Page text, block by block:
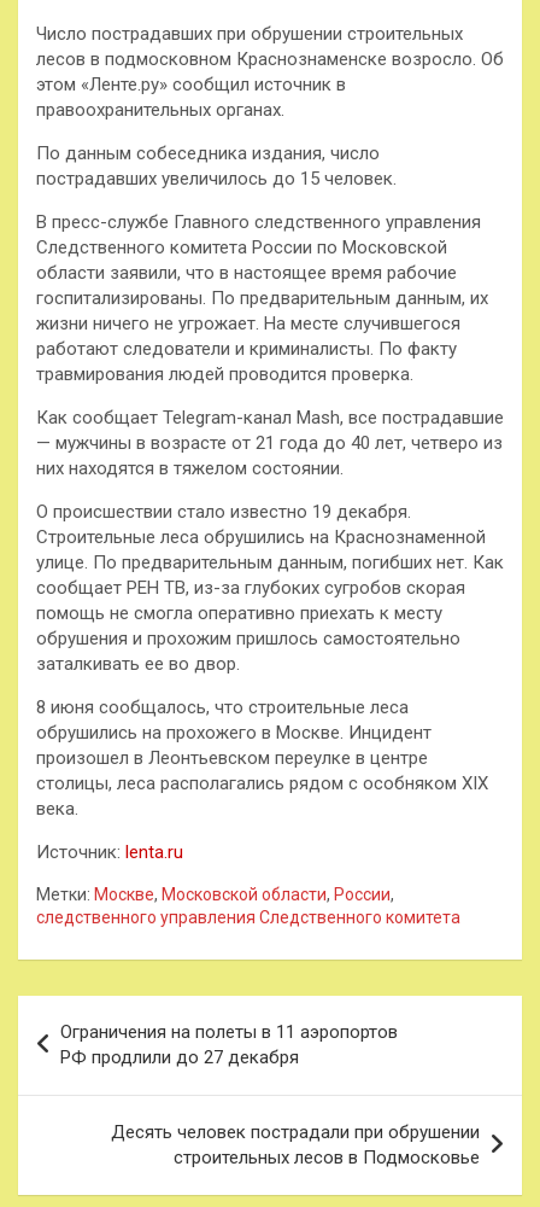
Число пострадавших при обрушении строительных
лесов в подмосковном Краснознаменске возросло. Об
этом «Ленте.ру» сообщил источник в
правоохранительных органах.
По данным собеседника издания, число
пострадавших увеличилось до 15 человек.
В пресс-службе Главного следственного управления
Следственного комитета России по Московской
области заявили, что в настоящее время рабочие
госпитализированы. По предварительным данным, их
жизни ничего не угрожает. На месте случившегося
работают следователи и криминалисты. По факту
травмирования людей проводится проверка.
Как сообщает Telegram-канал Mash, все пострадавшие
— мужчины в возрасте от 21 года до 40 лет, четверо из
них находятся в тяжелом состоянии.
О происшествии стало известно 19 декабря.
Строительные леса обрушились на Краснознаменной
улице. По предварительным данным, погибших нет. Как
сообщает РЕН ТВ, из-за глубоких сугробов скорая
помощь не смогла оперативно приехать к месту
обрушения и прохожим пришлось самостоятельно
заталкивать ее во двор.
8 июня сообщалось, что строительные леса
обрушились на прохожего в Москве. Инцидент
произошел в Леонтьевском переулке в центре
столицы, леса располагались рядом с особняком XIХ
века.
Источник: lenta.ru
Метки: Москве, Московской области, России,
следственного управления Следственного комитета
по
записям
Ограничения на полеты в 11 аэропортов
РФ продлили до 27 декабря
Десять человек пострадали при обрушении
строительных лесов в Подмосковье